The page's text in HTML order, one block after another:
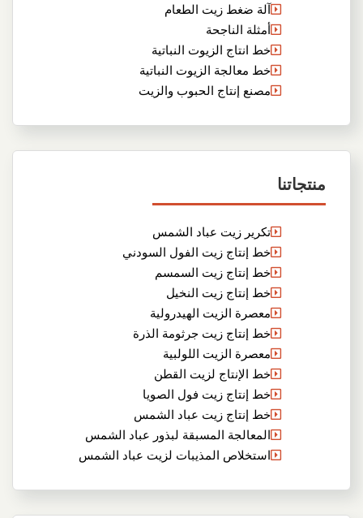
آلة ضغط زيت الطعام
أمثلة الناجحة
خط انتاج الزيوت النباتية
خط معالجة الزيوت النباتية
مصنع إنتاج الحبوب والزيت
منتجاتنا
تكرير زيت عباد الشمس
خط إنتاج زيت الفول السودني
خط إنتاج زيت السمسم
خط إنتاج زيت النخيل
معصرة الزيت الهيدرولية
خط إنتاج زيت جرثومة الذرة
معصرة الزيت اللولبية
خط الإنتاج لزيت القطن
خط إنتاج زيت فول الصويا
خط إنتاج زيت عباد الشمس
المعالجة المسبقة لبذور عباد الشمس
استخلاص المذيبات لزيت عباد الشمس